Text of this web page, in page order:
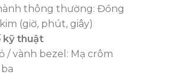
thông thường: Đồng
(giờ, phút, giây)
kỹ thuật
/ vành bezel: Mạ crôm